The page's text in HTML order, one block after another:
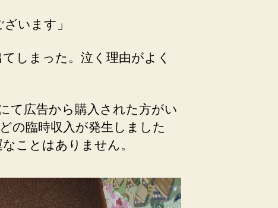
います」
しまった。泣く理由がよく
て広告から購入された方がい
の臨時収入が発生しました
ことはありません。